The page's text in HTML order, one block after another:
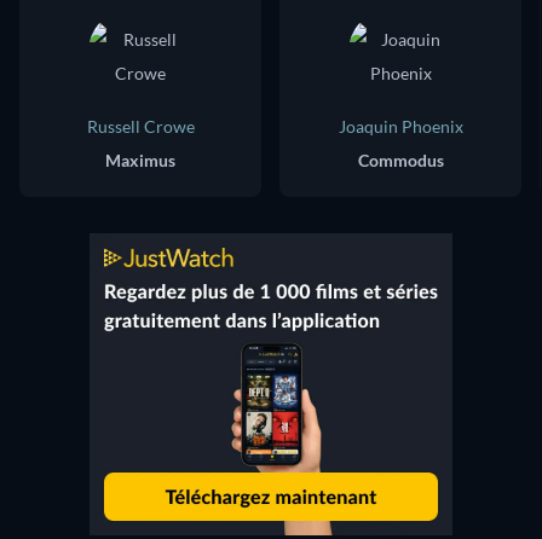
Russell Crowe
Maximus
Joaquin Phoenix
Commodus